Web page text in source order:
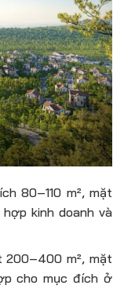
80–110 m², mặt
kinh doanh và
m², mặt
cho mục đích ở